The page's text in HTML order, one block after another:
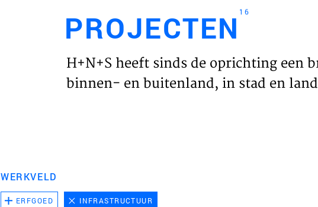
HOME
PROJECTEN 16
H+N+S heeft sinds de oprichting een
binnen- en buitenland, in stad en
WERKVELD
ERFGOED INFRASTRUCTUUR